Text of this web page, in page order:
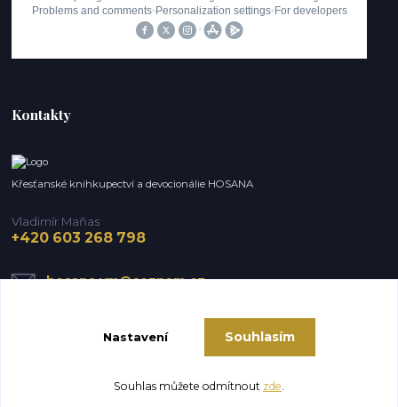
Kontakty
Křesťanské knihkupectví a devocionálie HOSANA
Vladimír Maňas
+420 603 268 798
hosana.vm@seznam.cz
Vytvořeno na Eshop-rychle.cz
Nastavení Souhlasím
Souhlas můžete odmítnout zde